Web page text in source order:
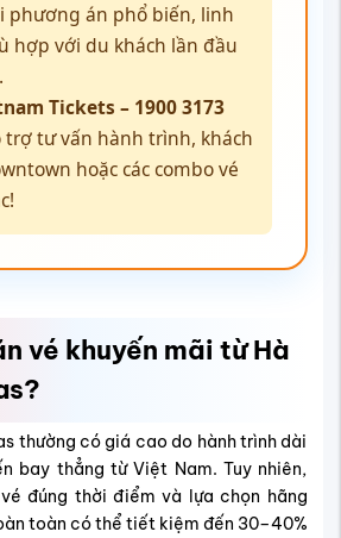
phương án phổ biến, linh
hợp với du khách lần đầu
.
Tickets – 1900 3173
trợ tư vấn hành trình, khách
hoặc các combo vé
vé khuyến mãi từ Hà
thường có giá cao do hành trình dài
bay thẳng từ Việt Nam. Tuy nhiên,
đúng thời điểm và lựa chọn hãng
toàn có thể tiết kiệm đến 30–40%